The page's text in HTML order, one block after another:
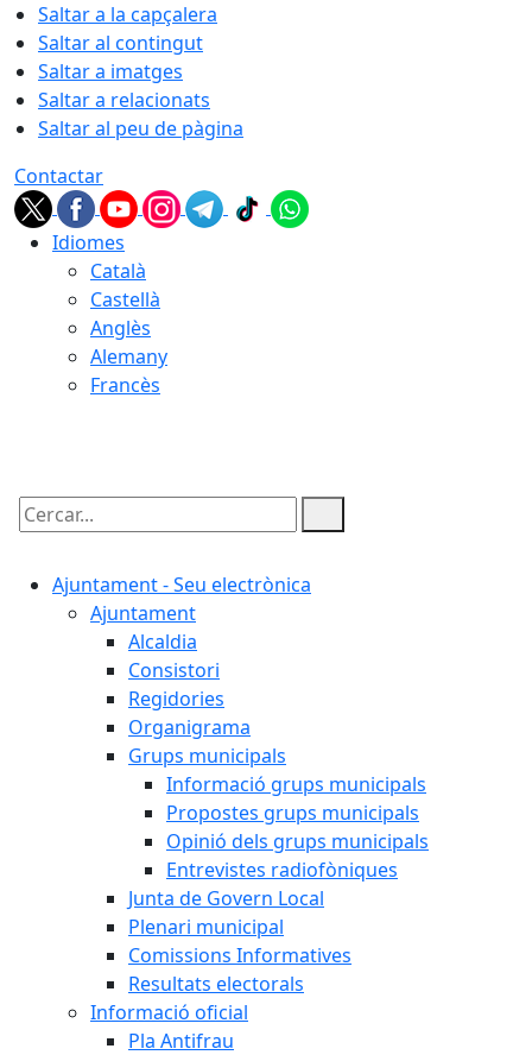
Saltar a la capçalera
Saltar al contingut
Saltar a imatges
Saltar a relacionats
Saltar al peu de pàgina
Contactar
Idiomes
Català
Castellà
Anglès
Alemany
Francès
Cercar:
Ajuntament - Seu electrònica
Ajuntament
Alcaldia
Consistori
Regidories
Organigrama
Grups municipals
Informació grups municipals
Propostes grups municipals
Opinió dels grups municipals
Entrevistes radiofòniques
Junta de Govern Local
Plenari municipal
Comissions Informatives
Resultats electorals
Informació oficial
Pla Antifrau